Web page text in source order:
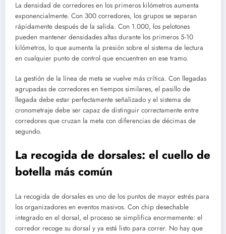
La densidad de corredores en los primeros kilómetros aumenta
exponencialmente. Con 300 corredores, los grupos se separan
rápidamente después de la salida. Con 1.000, los pelotones
pueden mantener densidades altas durante los primeros 5-10
kilómetros, lo que aumenta la presión sobre el sistema de lectura
en cualquier punto de control que encuentren en ese tramo.
La gestión de la línea de meta se vuelve más crítica. Con llegadas
agrupadas de corredores en tiempos similares, el pasillo de
llegada debe estar perfectamente señalizado y el sistema de
cronometraje debe ser capaz de distinguir correctamente entre
corredores que cruzan la meta con diferencias de décimas de
segundo.
La recogida de dorsales: el cuello de
botella más común
La recogida de dorsales es uno de los puntos de mayor estrés para
los organizadores en eventos masivos. Con chip desechable
integrado en el dorsal, el proceso se simplifica enormemente: el
corredor recoge su dorsal y ya está listo para correr. No hay que